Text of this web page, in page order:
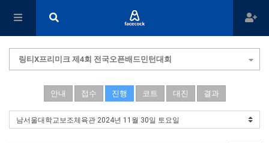
링티X프리미크 제4회 전국오픈배드민턴대회
안내 접수 진행 코트 대진 결과